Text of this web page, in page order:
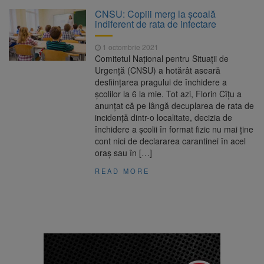
Tâmpa intră în renovare. Contract de peste 1
milion de lei și termen de trei luni
7 august 2026
Unul dintre cele mai mari
parcuri ale Brașovului va fi amenajat în
Bartolomeu-Avantgarden. Contractul a fost
Aplicarea tarifelor pentru
rovinietă și TollRo va începe la 1 octombrie
Dosar de evaziune fiscală de
peste 330.000 de lei, clasat la Brașov după
CNSU: Copiii merg la şcoală
indiferent de rata de infectare
1 octombrie 2021
Comitetul Național pentru Situații de
Urgență (CNSU) a hotărât aseară
desființarea pragului de închidere a
școlilor la 6 la mie. Tot azi, Florin Cîțu a
anunțat că pe lângă decuplarea de rata de
incidență dintr-o localitate, decizia de
închidere a școlii în format fizic nu mai ține
cont nici de declararea carantinei în acel
oraș sau în […]
READ MORE